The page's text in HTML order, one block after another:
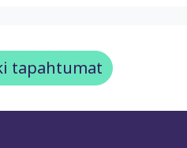
tapahtumat